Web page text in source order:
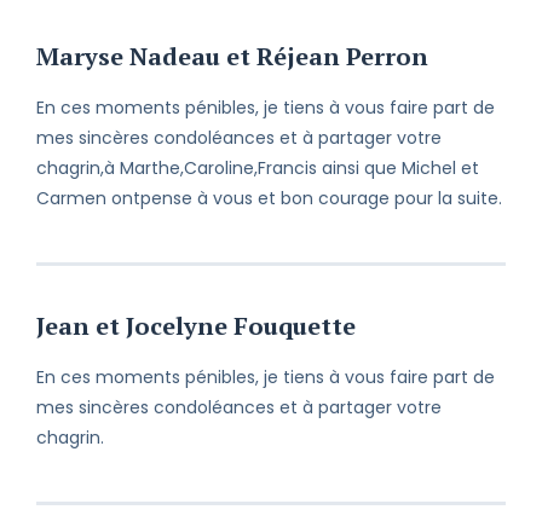
Maryse Nadeau et Réjean Perron
En ces moments pénibles, je tiens à vous faire part de
mes sincères condoléances et à partager votre
chagrin,à Marthe,Caroline,Francis ainsi que Michel et
Carmen ontpense à vous et bon courage pour la suite.
Jean et Jocelyne Fouquette
En ces moments pénibles, je tiens à vous faire part de
mes sincères condoléances et à partager votre
chagrin.